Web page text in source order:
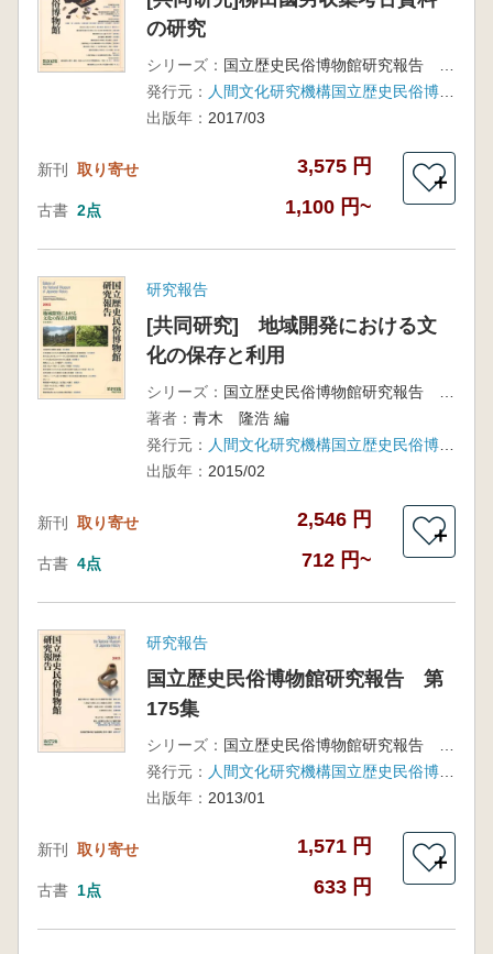
の研究
シリーズ：
発行元：
人間文化研究機構国立歴史民俗博物館
出版年： 2017/03
新刊 取り寄せ 3,575 円
古書 2点 1,100 円~
＋
研究報告
[共同研究] 地域開発における文
化の保存と利用
シリーズ：
著者： 青木 隆浩 編
発行元：
人間文化研究機構国立歴史民俗博物館
出版年： 2015/02
新刊 取り寄せ 2,546 円
古書 4点 712 円~
＋
研究報告
国立歴史民俗博物館研究報告 第
175集
シリーズ：
発行元：
人間文化研究機構国立歴史民俗博物館
出版年： 2013/01
新刊 取り寄せ 1,571 円
古書 1点 633 円
＋